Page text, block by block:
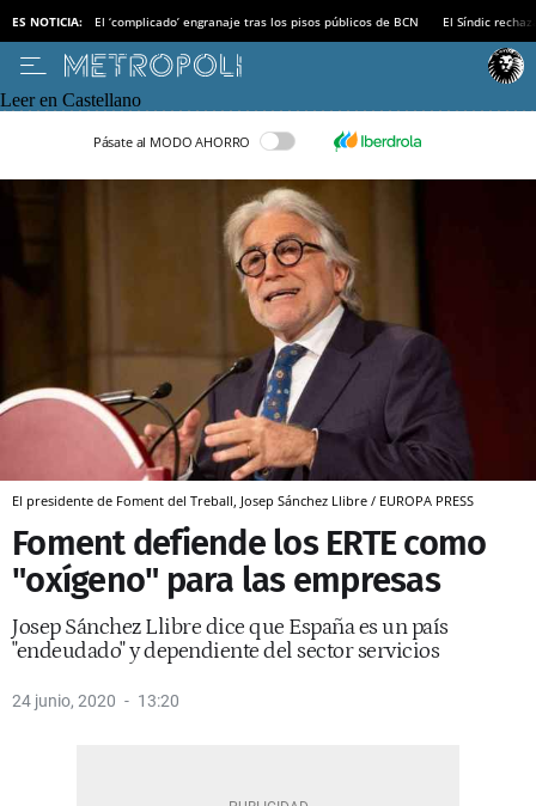
ES NOTICIA: El ‘complicado’ engranaje tras los pisos públicos de BCN El Síndic
Leer en Castellano
Pásate al MODO AHORRO
El presidente de Foment del Treball, Josep Sánchez Llibre / EUROPA PRESS
Foment defiende los ERTE como
"oxígeno" para las empresas
Josep Sánchez Llibre dice que España es un país
"endeudado" y dependiente del sector servicios
24 junio, 2020 13:20